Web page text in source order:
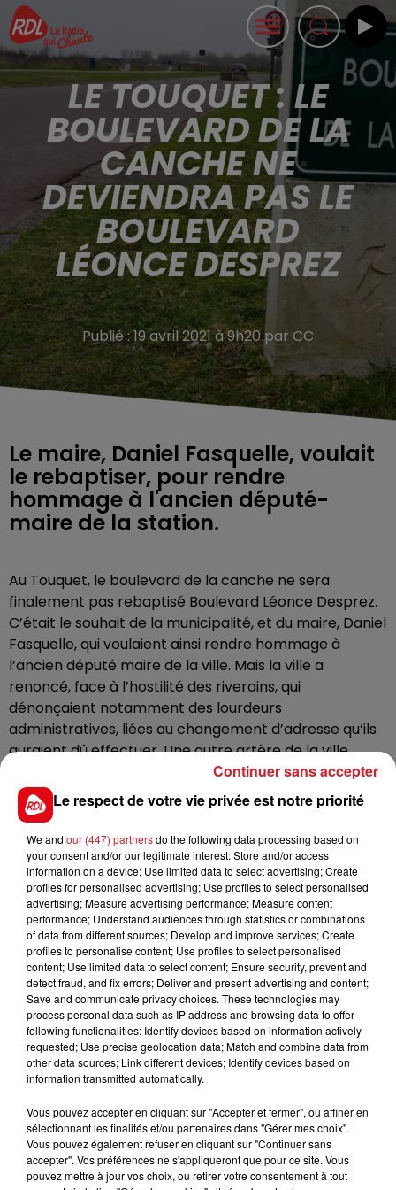
LE TOUQUET : LE
BOULEVARD DE LA
CANCHE NE
DEVIENDRA PAS LE
BOULEVARD
LÉONCE DESPREZ
Publié : 19 avril 2021 à 9h20 par CC
Le maire, Daniel Fasquelle, voulait
le rebaptiser, pour rendre
hommage à l'ancien député-
maire de la station.
Au Touquet, le boulevard de la canche ne sera
finalement pas rebaptisé Boulevard Léonce Desprez.
C’était le souhait de la municipalité, et du maire, Daniel
Fasquelle, qui voulaient ainsi rendre hommage à
l’ancien député maire de la ville. Mais la ville a
renoncé, face à l’hostilité des riverains, qui
dénonçaient notamment des lourdeurs
administratives, liées au changement d’adresse qu’ils
auraient dû effectuer. Une autre artère de la ville
portera donc le nom de Léonce Desprez. Des
réflexions sont en cours, dans la commune.
FIL D'ACTUS
15 juillet 2026
BÉTHUNE: ENQUÊTE POUR HOMICIDE
VOLONTAIRE EN COURS, APRÈS LA...
Selon les premiers éléments, le logement servait
à des prostituées
Le respect de votre vie privée est notre priorité
We and our (447) partnersdo the following data processing based on
your consent and/or our legitimate interest: Store and/or access
information on a device; Use limited data to select advertising; Create
profiles for personalised advertising; Use profiles to select personalised
advertising; Measure advertising performance; Measure content
performance; Understand audiences through statistics or combinations
of data from different sources; Develop and improve services; Create
profiles to personalise content; Use profiles to select personalised
content; Use limited data to select content; Ensure security, prevent and
detect fraud, and fix errors; Deliver and present advertising and content;
Save and communicate privacy choices. These technologies may
process personal data such as IP address and browsing data to offer
following functionalities: Identify devices based on information actively
requested; Use precise geolocation data; Match and combine data from
other data sources; Link different devices; Identify devices based on
information transmitted automatically.
Vous pouvez accepter en cliquant sur "Accepter et fermer", ou affiner en
sélectionnant les finalités et/ou partenaires dans "Gérer mes choix".
Vous pouvez également refuser en cliquant sur "Continuer sans
accepter". Vos préférences ne s'appliqueront que pour ce site. Vous
pouvez mettre à jour vos choix, ou retirer votre consentement à tout
Continuer sans accepter